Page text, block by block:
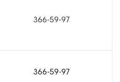
366-59-97
366-59-97